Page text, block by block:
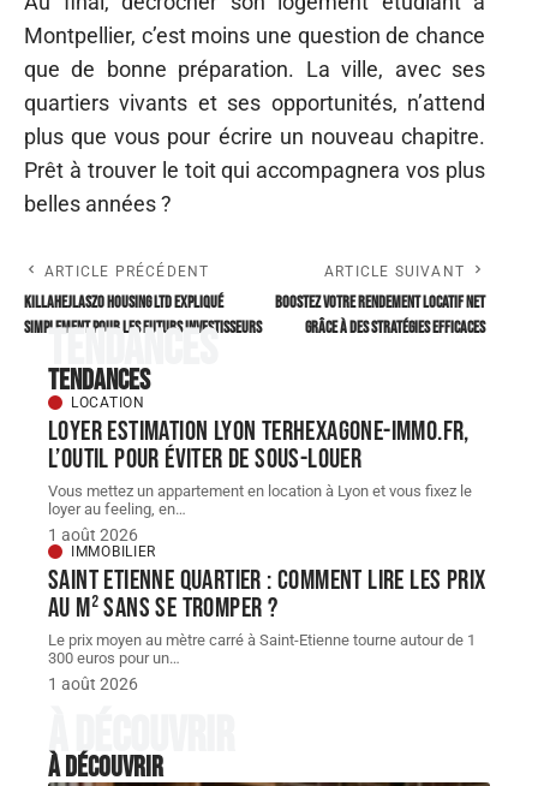
Montpellier, c’est moins une question de chance
que de bonne préparation. La ville, avec ses
quartiers vivants et ses opportunités, n’attend
plus que vous pour écrire un nouveau chapitre.
Prêt à trouver le toit qui accompagnera vos plus
belles années ?
ARTICLE PRÉCÉDENT
Killahejlaszo Housing Ltd expliqué
simplement pour les futurs investisseurs
ARTICLE SUIVANT
Boostez votre rendement locatif net
grâce à des stratégies efficaces
Tendances
Tendances
LOCATION
Loyer estimation Lyon terhexagone-immo.fr,
l’outil pour éviter de sous-louer
Vous mettez un appartement en location à Lyon et vous fixez le
loyer au feeling, en…
1 août 2026
IMMOBILIER
Saint Etienne quartier : comment lire les prix
au m² sans se tromper ?
Le prix moyen au mètre carré à Saint-Etienne tourne autour de 1
300 euros pour un…
1 août 2026
À découvrir
À découvrir